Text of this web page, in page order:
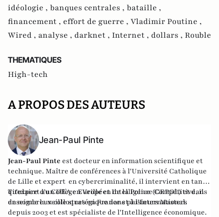
idéologie , banques centrales , bataille ,
financement , effort de guerre , Vladimir Poutine ,
Wired , analyse , darknet , Internet , dollars , Rouble
THEMATIQUES
High-tech
A PROPOS DES AUTEURS
Jean-Paul Pinte
Jean-Paul Pinte est docteur en information scientifique et
technique. Maître de conférences à l'Université Catholique
de Lille et expert en cybercriminalité, il intervient en tant
qu'expert au Collège Européen de la Police (CEPOL) et dans
de nombreux colloques en France et à l'International.
Titulaire d'un DEA en Veille et Intelligence Compétitive, il
enseigne la veille stratégique dans plusieurs Masters
depuis 2003 et est spécialiste de l'Intelligence économique.